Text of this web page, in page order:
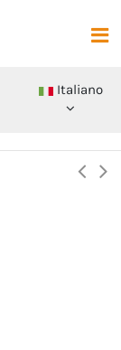
Italiano